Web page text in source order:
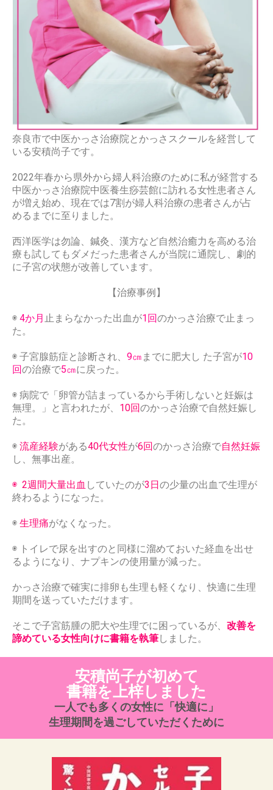
奈良市で中医かっさ治療院とかっさスクールを経営して
いる安積尚子です。
2022年春から県外から婦人科治療のために私が経営する
中医かっさ治療院中医養生痧芸館に訪れる女性患者さん
が増え始め、現在では7割が婦人科治療の患者さんが占
めるまでに至りました。
西洋医学は勿論、鍼灸、漢方など自然治癒力を高める治
療も試してもダメだった患者さんが当院に通院し、劇的
に子宮の状態が改善しています。
【治療事例】
◉ 4か月 止まらなかった出血が1回のかっさ治療で止まっ
た。
◉ 子宮腺筋症と診断され、 9㎝ までに肥大し た子宮が10
回の治療で5㎝に戻った。
◉ 病院で「卵管が詰まっているから手術しないと妊娠は
無理。」と言われたが、 10回のかっさ治療で自然妊娠し
た。
◉ 流産経験がある40代女性が6回のかっさ治療で自然妊娠
し、無事出産。
◉ 2週間大量出血 していたのが3 日の少量の出血で生理が
終わるようになった。
◉ 生理痛がなくなった。
◉ トイレで尿を出すのと同様に溜めておいた経血を出せ
るようになり、ナプキンの使用量が減った。
かっさ治療で確実に排卵も生理も軽くなり、快適に生理
期間を送っていただけます。
そこで子宮筋腫の肥大や生理でに困っているが、 改善を
諦めている女性向けに書籍を執筆しました。
安積尚子が初めて
書籍を上梓しました
一人でも多くの女性に「快適に」
生理期間を過ごしていただくために